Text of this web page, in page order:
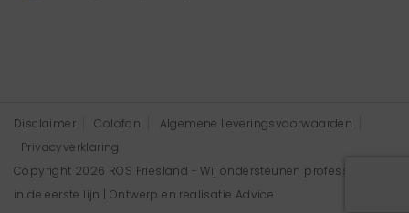
Disclaimer Colofon
Algemene Leveringsvoorwaarden
Privacyverklaring
Copyright 2026 ROS Friesland - Wij ondersteunen professionals
in de eerste lijn | Ontwerp en realisatie Advice